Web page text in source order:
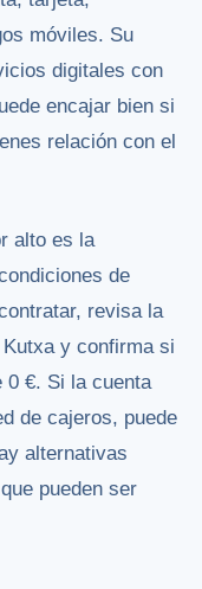
móviles. Su
digitales con
encajar bien si
relación con el
alto es la
de
revisa la
y confirma si
0 €. Si la cuenta
de cajeros, puede
alternativas
pueden ser